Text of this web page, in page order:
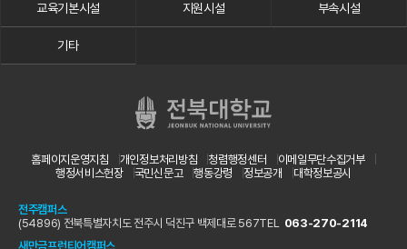
교육기본시설 지원시설 부속시설
기타
홈페이지운영지침 개인정보처리방침 청렴행정센터
이메일무단수집거부
행정서비스헌장
국민신문고 행동강령 정보공개 대학정보공시
전주캠퍼스
(54896) 전북특별자치도 전주시 덕진구 백제대로 567TEL
063-270-2114
새만금프런티어캠퍼스